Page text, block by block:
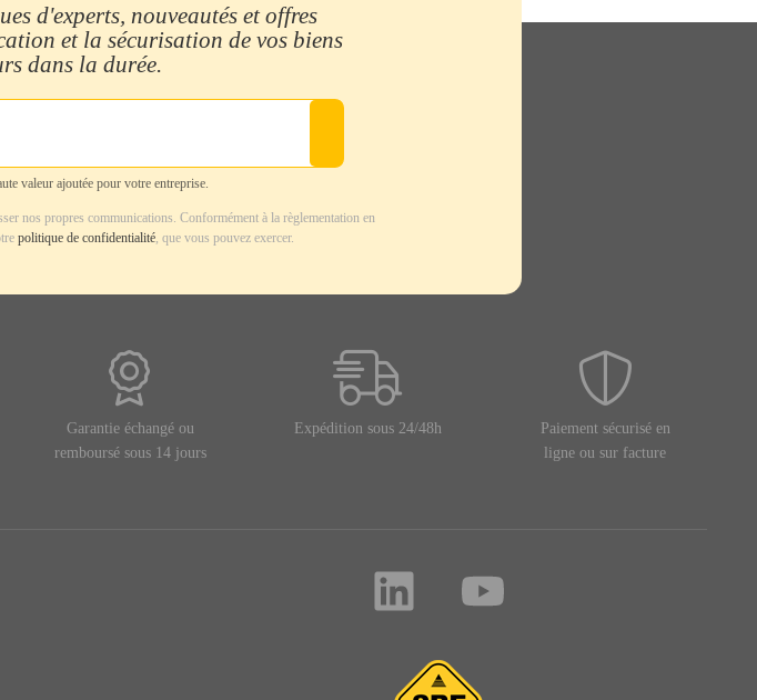
d'experts, nouveautés et offres
et la sécurisation de vos biens
dans la durée.
valeur ajoutée pour votre entreprise.
nos propres communications. Conformément à la règlementation en
politique de confidentialité, que vous pouvez exercer.
Garantie échangé ou
remboursé sous 14 jours
Expédition sous 24/48h
Paiement sécurisé en
ligne ou sur facture